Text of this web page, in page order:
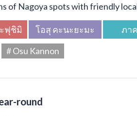
of Nagoya spots with friendly
ฟุชิมิ โอสุ คะนะยะมะ ภา
# Osu Kannon
round